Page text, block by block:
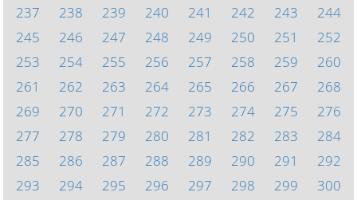
237
238 239 240 241 242 243
244
245
246 247 248 249 250 251
252
253
254 255 256 257 258 259
260
261
262 263 264 265 266 267
268
269
270 271 272 273 274 275
276
277
278 279 280 281 282 283
284
285
286 287 288 289 290 291
292
293
294 295 296 297 298 299
300